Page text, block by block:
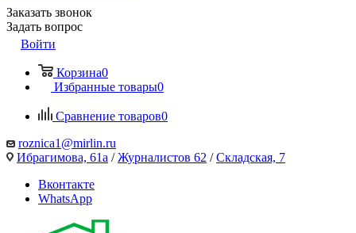
Заказать звонок
Задать вопрос
Войти
Корзина0
Избранные товары0
Сравнение товаров0
roznica1@mirlin.ru
Ибрагимова, 61а /Журналистов 62 /Складская, 7
Вконтакте
WhatsApp